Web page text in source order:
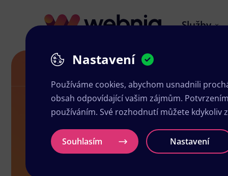
Služby
Grafika a tisk Dobřany
Grafika a
Nastavení
Používáme cookies, abychom usnadnili
obsah odpovídající vašim zájmům.
používáním. Své rozhodnutí můžete kdykoliv
Souhlasím Nastavení